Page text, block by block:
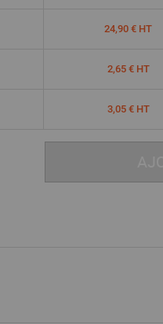
24,90 € HT
2,65 € HT
3,05 € HT